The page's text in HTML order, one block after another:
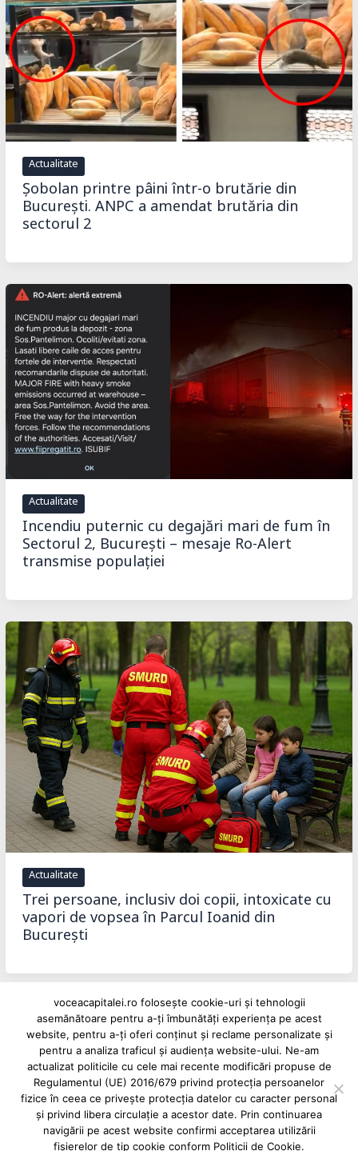
Actualitate
Șobolan printre pâini într-o brutărie din
București. ANPC a amendat brutăria din
sectorul 2
Actualitate
Incendiu puternic cu degajări mari de fum în
Sectorul 2, București – mesaje Ro-Alert
transmise populației
Actualitate
Trei persoane, inclusiv doi copii, intoxicate cu
vapori de vopsea în Parcul Ioanid din
București
Reclame și advertoriale pe Vocea Capitalei
Powered byINFINITUS ADVERTISING
voceacapitalei.ro folosește cookie-uri și tehnologii
asemănătoare pentru a-ți îmbunătăți experiența pe acest
website, pentru a-ți oferi conținut și reclame personalizate și
pentru a analiza traficul și audiența website-ului. Ne-am
actualizat politicile cu cele mai recente modificări propuse de
Regulamentul (UE) 2016/679 privind protecția persoanelor
fizice în ceea ce privește protecția datelor cu caracter personal
și privind libera circulație a acestor date. Prin continuarea
navigării pe acest website confirmi acceptarea utilizării
fișierelor de tip cookie conform Politicii de Cookie.